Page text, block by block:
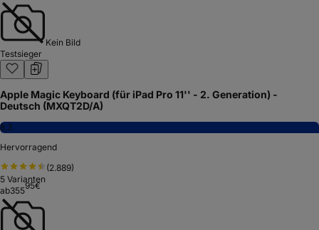
Kein Bild
Testsieger
Apple Magic Keyboard (für iPad Pro 11'' - 2. Generation) -
Deutsch (MXQT2D/A)
8,3
Hervorragend
(2.889)
5 Varianten
ab35595€